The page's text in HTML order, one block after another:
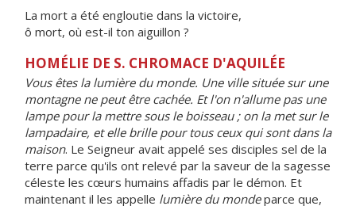
La mort a été engloutie dans la victoire,
ô mort, où est-il ton aiguillon ?
HOMÉLIE DE S. CHROMACE D'AQUILÉE
Vous êtes la lumière du monde. Une ville située sur une
montagne ne peut être cachée. Et l'on n'allume pas une
lampe pour la mettre sous le boisseau ; on la met sur le
lampadaire, et elle brille pour tous ceux qui sont dans la
maison. Le Seigneur avait appelé ses disciples sel de la
terre parce qu'ils ont relevé par la saveur de la sagesse
céleste les cœurs humains affadis par le démon. Et
maintenant il les appelle lumière du mondeparce que,